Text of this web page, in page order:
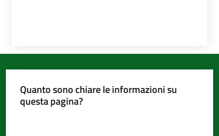
Quanto sono chiare le informazioni su
questa pagina?